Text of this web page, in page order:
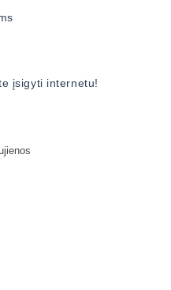
įsigyti internetu!